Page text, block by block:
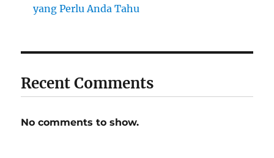
yang Perlu Anda Tahu
Recent Comments
No comments to show.